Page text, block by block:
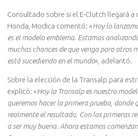
Consultado sobre si el E-Clutch llegará
Honda, Modica comentó: «Hoy lo
es el modelo emblema. Estamos
muchas chances de que venga para otros
está sucediendo en el mundo«, adelantó.
Sobre la elección de la Transalp para
explicó: «Hoy la Transalp es nuestro
queremos hacer la primera prueba, donde
realmente el resultado. Con las primeras
a ser muy buena. Ahora estamos